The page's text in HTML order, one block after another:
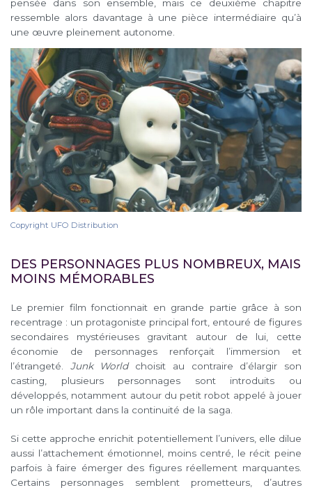
pensée dans son ensemble, mais ce deuxième chapitre
ressemble alors davantage à une pièce intermédiaire qu’à
une œuvre pleinement autonome.
Copyright UFO Distribution
DES PERSONNAGES PLUS NOMBREUX, MAIS
MOINS MÉMORABLES
Le premier film fonctionnait en grande partie grâce à son
recentrage : un protagoniste principal fort, entouré de figures
secondaires mystérieuses gravitant autour de lui, cette
économie de personnages renforçait l’immersion et
l’étrangeté. Junk Worldchoisit au contraire d’élargir son
casting, plusieurs personnages sont introduits ou
développés, notamment autour du petit robot appelé à jouer
un rôle important dans la continuité de la saga.
Si cette approche enrichit potentiellement l’univers, elle dilue
aussi l’attachement émotionnel, moins centré, le récit peine
parfois à faire émerger des figures réellement marquantes.
Certains personnages semblent prometteurs, d’autres